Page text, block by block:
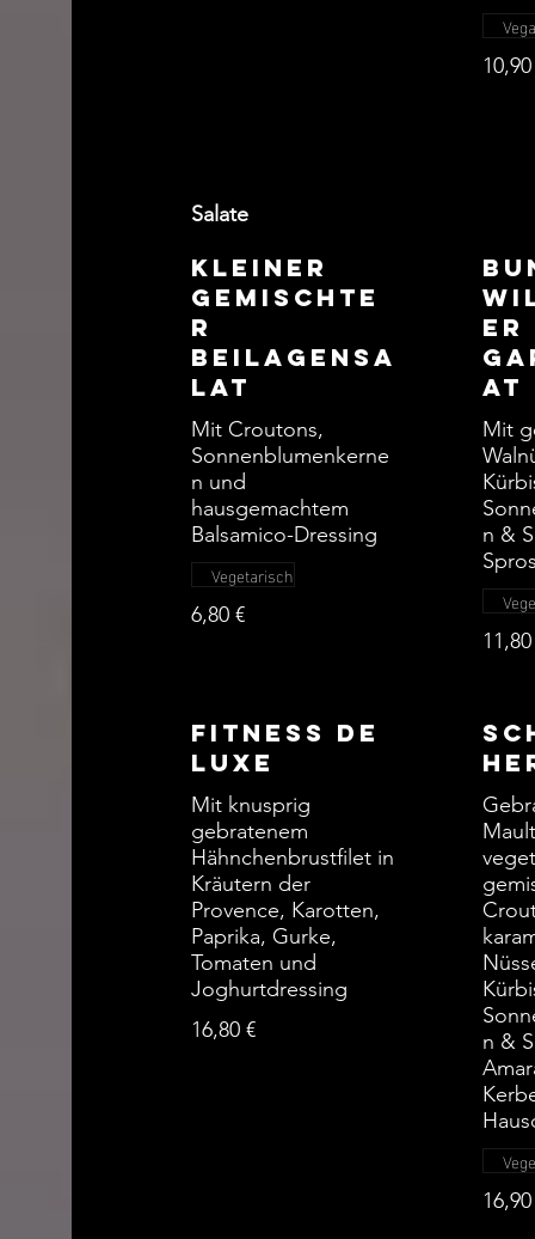
Salate
Kleiner
gemischte
r
Beilagensa
lat
Mit Croutons,
Sonnenblumenkerne
n und
hausgemachtem
Balsamico-Dressing
6,80 €
Vegetarisch
er
at
Mit
n &
Fitness de
Luxe
Mit knusprig
gebratenem
Hähnchenbrustfilet in
Kräutern der
Provence, Karotten,
Paprika, Gurke,
Tomaten und
Joghurtdressing
16,80 €
n &